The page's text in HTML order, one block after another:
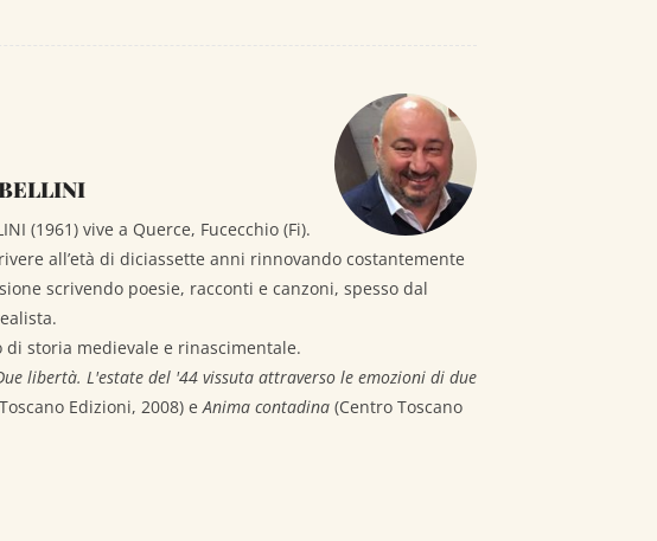
(1961) vive a Querce, Fucecchio (Fi).
all’età di diciassette anni rinnovando costantemente
scrivendo poesie, racconti e canzoni, spesso dal
di storia medievale e rinascimentale.
libertà. L'estate del '44 vissuta attraverso le emozioni di due
Edizioni, 2008) eAnima contadina (Centro Toscano